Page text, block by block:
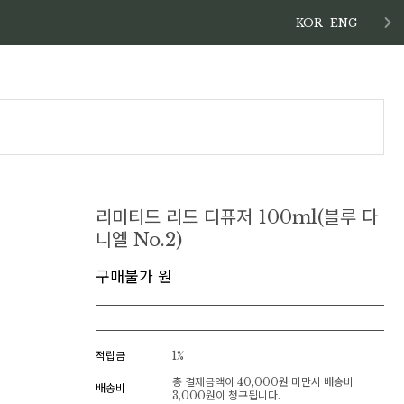
KOR ENG
리미티드 리드 디퓨저 100ml(블루 다
니엘 No.2)
구매불가 원
적립금 1%
배송비
총 결제금액이 40,000원 미만시 배송비
3,000원이 청구됩니다.